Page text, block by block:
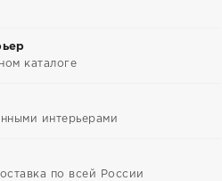
каталоге
интерьерами
по всей России